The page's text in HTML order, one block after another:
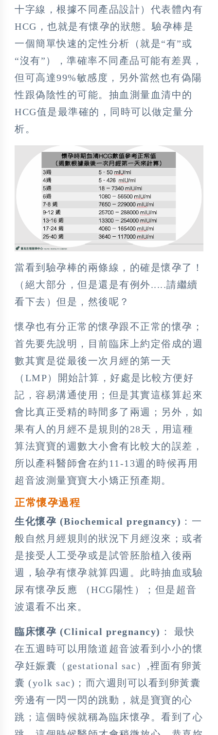
十字線，根據不同產品設計）代表體內有
HCG，也就是有懷孕的狀態。驗孕棒是
一個簡單快速的定性分析（就是“有”或
“沒有”），準確率不同產品可能有差異，
但可高達99%敏感度，另外當然也有偽陽
性跟偽陰性的可能。抽血測量血清中的
HCG值是最準確的，同時可以做定量分
析。
當看到驗孕棒的兩條線，的確是懷孕了！
（絕大部分，但是還是有例外.....請繼續
看下去）但是，然後呢？
懷孕也有分正常的懷孕跟不正常的懷孕；
首先要先說明，目前臨床上約定俗成的週
數其實是從最後一次月經的第一天
（LMP）開始計算，好處是比較方便好
記，容易溝通使用；但是其實這樣算起來
會比真正受精的時間多了兩週；另外，如
果有人的月經不是規則的28天，用這種
算法寶寶的週數大小會有比較大的誤差，
所以產科醫師會在約11-13週的時候再用
超音波測量寶寶大小矯正預產期。
正常懷孕過程
生化懷孕 (Biochemical pregnancy) ：一
般自然月經規則的狀況下月經沒來；或者
是接受人工受孕或是試管胚胎植入後兩
週，驗孕有懷孕就算四週。此時抽血或驗
尿有懷孕反應 （HCG陽性）；但是超音
波還看不出來。
臨床懷孕 (Clinical pregnancy) ： 最快
在五週時可以用陰道超音波看到小小的懷
孕妊娠囊（gestational sac）,裡面有卵黃
囊 (yolk sac)；而六週則可以看到卵黃囊
旁邊有一閃一閃的跳動，就是寶寶的心
跳；這個時候就稱為臨床懷孕。看到了心